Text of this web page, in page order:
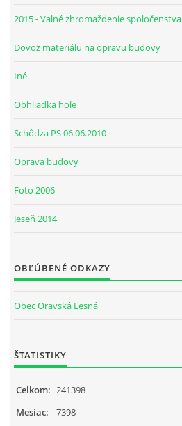
2015 - Valné zhromaždenie spoločenstva
Dovoz materiálu na opravu budovy
Iné
Obhliadka hole
Schôdza PS 06.06.2010
Oprava budovy
Foto 2006
Jeseň 2014
OBĽÚBENÉ ODKAZY
Obec Oravská Lesná
ŠTATISTIKY
Celkom: 241398
Mesiac:
7398